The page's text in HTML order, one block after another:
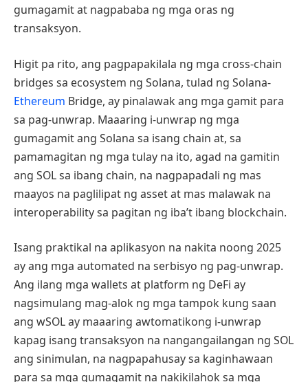
gumagamit at nagpababa ng mga oras ng
transaksyon.
Higit pa rito, ang pagpapakilala ng mga cross-chain
bridges sa ecosystem ng Solana, tulad ng Solana-
Ethereum Bridge, ay pinalawak ang mga gamit para
sa pag-unwrap. Maaaring i-unwrap ng mga
gumagamit ang Solana sa isang chain at, sa
pamamagitan ng mga tulay na ito, agad na gamitin
ang SOL sa ibang chain, na nagpapadali ng mas
maayos na paglilipat ng asset at mas malawak na
interoperability sa pagitan ng iba’t ibang blockchain.
Isang praktikal na aplikasyon na nakita noong 2025
ay ang mga automated na serbisyo ng pag-unwrap.
Ang ilang mga wallets at platform ng DeFi ay
nagsimulang mag-alok ng mga tampok kung saan
ang wSOL ay maaaring awtomatikong i-unwrap
kapag isang transaksyon na nangangailangan ng SOL
ang sinimulan, na nagpapahusay sa kaginhawaan
para sa mga gumagamit na nakikilahok sa mga